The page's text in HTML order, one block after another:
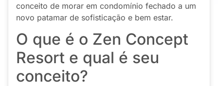
conceito de morar em condomínio fechado a um
novo patamar de sofisticação e bem estar.
O que é o Zen Concept
Resort e qual é seu
conceito?